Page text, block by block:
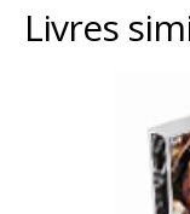
Livres